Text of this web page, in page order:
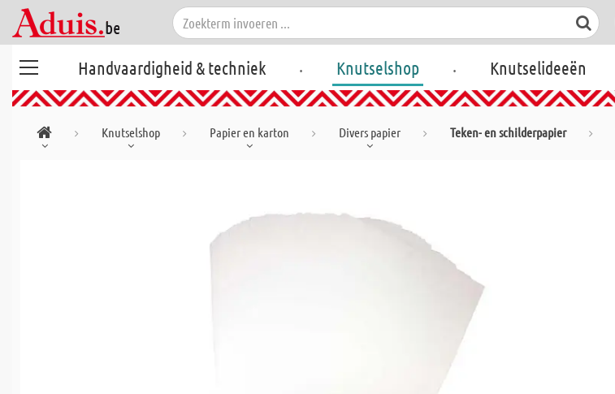
Handvaardigheid & techniek . Knutselshop . Knutselideeën
Knutselshop Papier en karton Divers papier Teken- en schilderpapier